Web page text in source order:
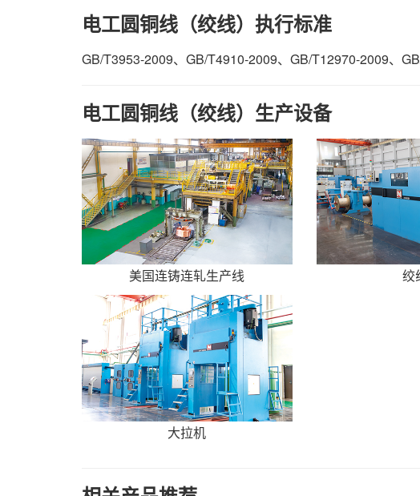
电工圆铜线（绞线）执行标准
GB/T3953-2009、GB/T4910-2009、GB/T12970-2009、
电工圆铜线（绞线）生产设备
美国连铸连轧生产线 绞
大拉机